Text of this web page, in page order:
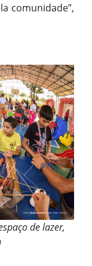
comunidade”,
de lazer,